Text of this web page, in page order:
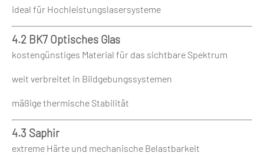
ideal für Hochleistungslasersysteme
4.2 BK7 Optisches Glas
kostengünstiges Material für das sichtbare Spektrum
weit verbreitet in Bildgebungssystemen
mäßige thermische Stabilität
4.3 Saphir
extreme Härte und mechanische Belastbarkeit